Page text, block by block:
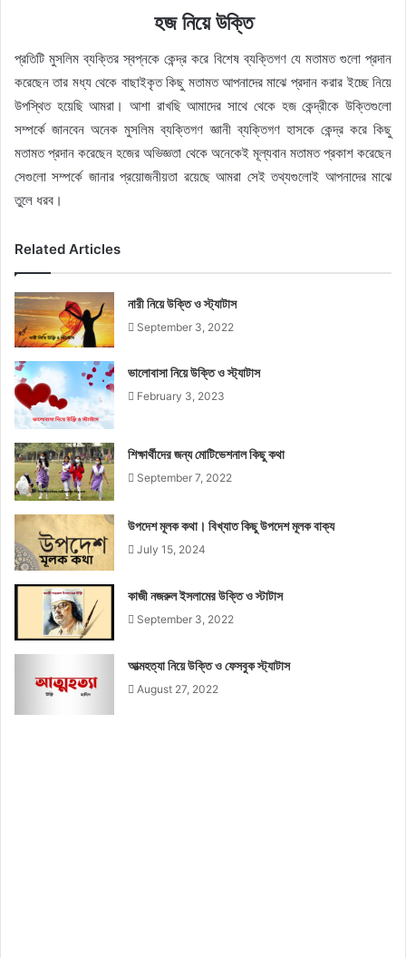
হজ নিয়ে উক্তি
প্রতিটি মুসলিম ব্যক্তির স্বপ্নকে কেন্দ্র করে বিশেষ ব্যক্তিগণ যে মতামত গুলো প্রদান
করেছেন তার মধ্য থেকে বাছাইকৃত কিছু মতামত আপনাদের মাঝে প্রদান করার ইচ্ছে নিয়ে
উপস্থিত হয়েছি আমরা। আশা রাখছি আমাদের সাথে থেকে হজ কেন্দ্রীকে উক্তিগুলো
সম্পর্কে জানবেন অনেক মুসলিম ব্যক্তিগণ জ্ঞানী ব্যক্তিগণ হাসকে কেন্দ্র করে কিছু
মতামত প্রদান করেছেন হজের অভিজ্ঞতা থেকে অনেকেই মূল্যবান মতামত প্রকাশ করেছেন
সেগুলো সম্পর্কে জানার প্রয়োজনীয়তা রয়েছে আমরা সেই তথ্যগুলোই আপনাদের মাঝে
তুলে ধরব।
Related Articles
নারী নিয়ে উক্তি ও স্ট্যাটাস
September 3, 2022
ভালোবাসা নিয়ে উক্তি ও স্ট্যাটাস
February 3, 2023
শিক্ষার্থীদের জন্য মোটিভেশনাল কিছু কথা
September 7, 2022
উপদেশ মূলক কথা। বিখ্যাত কিছু উপদেশ মূলক বাক্য
July 15, 2024
কাজী নজরুল ইসলামের উক্তি ও স্টাটাস
September 3, 2022
আত্মহত্যা নিয়ে উক্তি ও ফেসবুক স্ট্যাটাস
August 27, 2022